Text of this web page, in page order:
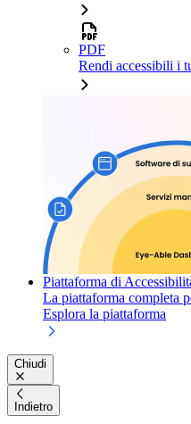
PDF
Rendi accessibili i
Piattaforma di
La piattaforma completa
Esplora la piattaforma
Chiudi
Indietro